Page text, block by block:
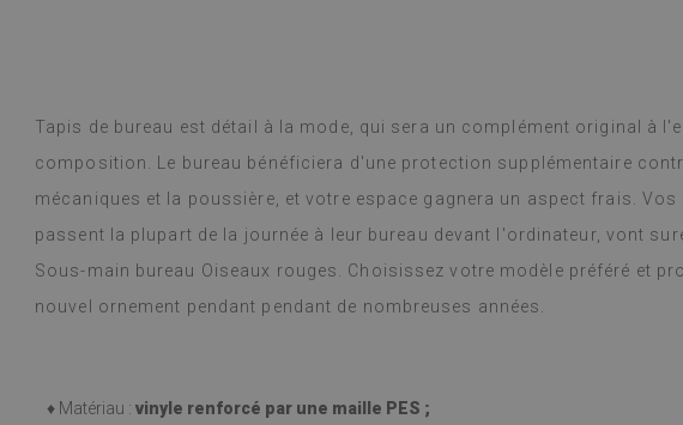
Tapis de bureau est détail à la mode, qui sera un complément original à
composition. Le bureau bénéficiera d'une protection supplémentaire
mécaniques et la poussière, et votre espace gagnera un aspect frais. Vos
passent la plupart de la journée à leur bureau devant l'ordinateur, vont
Sous-main bureau Oiseaux rouges. Choisissez votre modèle préféré et
nouvel ornement pendant pendant de nombreuses années.
♦ Matériau : vinyle renforcé par une maille PES ;